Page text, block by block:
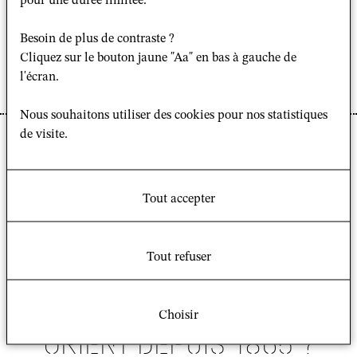
TECHNIQUES OF
SPIRITUAL EXPERIENCE.
WEST AND EAST
XIXE SIÈCLE : QUELS
ENJEUX POUR LE
CHRISTIANISME ET
L’ISLAM DANS LA
SOCIÉTÉ DU PROCHE
ORIENT DEPUIS 1865 ?
Besoin de plus de contraste ?
Cliquez sur le bouton jaune "Aa" en bas à gauche de
l'écran.
Nous souhaitons utiliser des cookies pour nos statistiques
de visite.
Tout accepter
Tout refuser
Choisir